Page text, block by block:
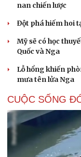
nan chiến lược
Đột phá hiếm hoi
Mỹ sẽ có học
Quốc và Nga
Lỗ hổng khiến
mưa tên lửa Nga
CUỘC SỐNG